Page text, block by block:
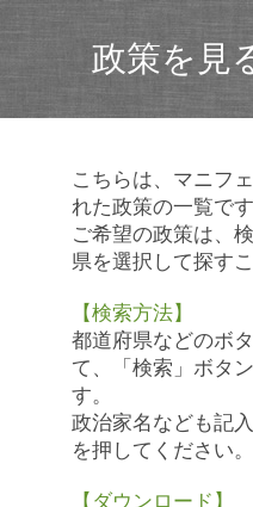
政策を見
こちらは、マニフ
れた政策の一覧です
ご希望の政策は、
県を選択して探す
【検索方法】
都道府県などのボ
て、「検索」ボタ
す。
政治家名なども記
を押してください。
【ダウンロード】